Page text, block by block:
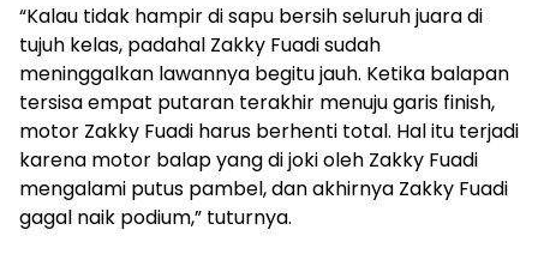
“Kalau tidak hampir di sapu bersih seluruh juara di
tujuh kelas, padahal Zakky Fuadi sudah
meninggalkan lawannya begitu jauh. Ketika balapan
tersisa empat putaran terakhir menuju garis finish,
motor Zakky Fuadi harus berhenti total. Hal itu terjadi
karena motor balap yang di joki oleh Zakky Fuadi
mengalami putus pambel, dan akhirnya Zakky Fuadi
gagal naik podium,” tuturnya.